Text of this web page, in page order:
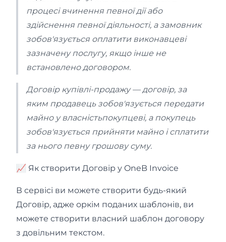
процесі вчинення певної дії або
здійснення певної діяльності, а замовник
зобов'язується оплатити виконавцеві
зазначену послугу, якщо інше не
встановлено договором.
Договір купівлі-продажу — договір, за
яким продавець зобов'язується передати
майно у власністьпокупцеві, а покупець
зобов'язується прийняти майно і сплатити
за нього певну грошову суму.
📈 Як створити Договір у OneB Invoice
В сервісі ви можете створити будь-який
Договір, адже оркім поданих шаблонів, ви
можете створити власний шаблон договору
з довільним текстом.